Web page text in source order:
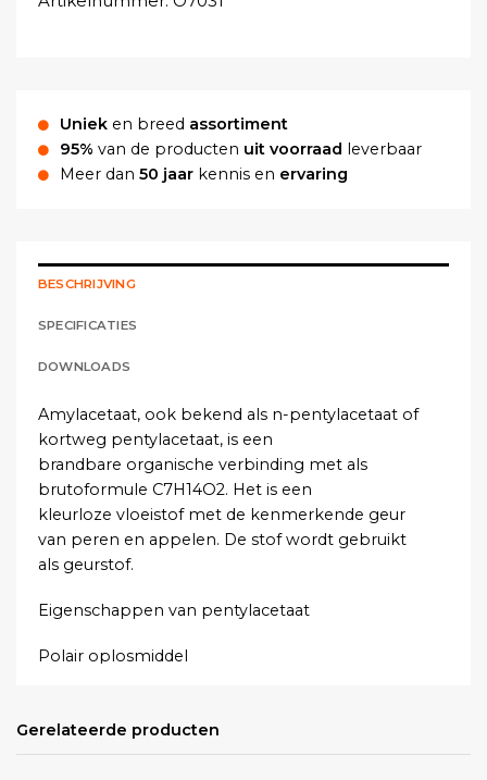
Uniek en breed assortiment
95% van de producten uit voorraad leverbaar
Meer dan 50 jaar kennis en ervaring
BESCHRIJVING
SPECIFICATIES
DOWNLOADS
Amylacetaat, ook bekend als n-pentylacetaat of
kortweg pentylacetaat, is een
brandbare organische verbinding met als
brutoformule C7H14O2. Het is een
kleurloze vloeistof met de kenmerkende geur
van peren en appelen. De stof wordt gebruikt
als geurstof.
Eigenschappen van pentylacetaat
Polair oplosmiddel
Mengbaar met de meeste gangbare organische
oplosmiddelen, maar vrijwel onoplosbaar in water.
Gerelateerde producten